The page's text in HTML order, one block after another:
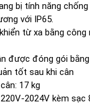
bị tính năng
với IP65.
từ xa bằng công
được đóng gói
tốt sau khi cân
17 kg
2024V kèm sạc